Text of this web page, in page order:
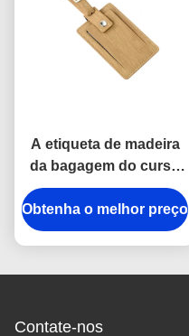
A etiqueta de madeira
da bagagem do curso
da grão personalizou o
plutônio do couro
genuíno
Obtenha o melhor preço
Contate-nos